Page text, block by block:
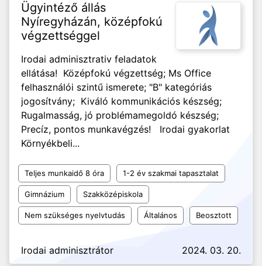
Ügyintéző állás
Nyíregyházán, középfokú
végzettséggel
Irodai adminisztrativ feladatok
ellátása! Középfokú végzettség; Ms Office
felhasználói szintű ismerete; "B" kategóriás
jogosítvány; Kiváló kommunikációs készség;
Rugalmasság, jó problémamegoldó készség;
Precíz, pontos munkavégzés! Irodai gyakorlat
Környékbeli...
Teljes munkaidő 8 óra 1-2 év szakmai tapasztalat
Gimnázium Szakközépiskola
Nem szükséges nyelvtudás Általános Beosztott
Irodai adminisztrátor 2024. 03. 20.